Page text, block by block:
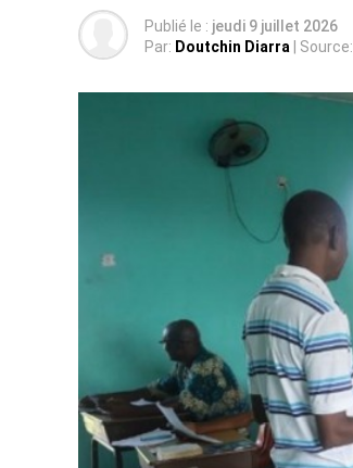
Publié le : jeudi 9 juillet 2026
Par: Doutchin Diarra | Source: